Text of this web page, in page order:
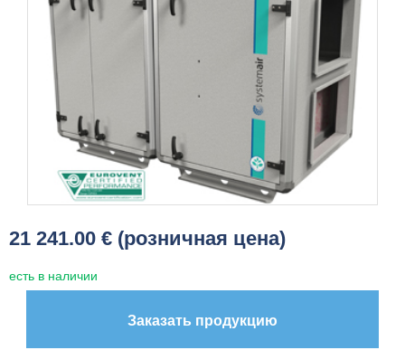
21 241.00 € (розничная цена)
есть в наличии
Заказать продукцию